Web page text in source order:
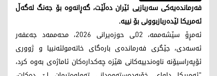
فەرماندەیەکی سەربازیی ئێران دەڵێت، گەڕانەوە بۆ جەنگ لەگەڵ
ئەمریکا لێدەربازبوونی بۆ نییە.
ئەمڕۆ سێشەممە، 02ـی حوزەیرانی 2026، محەممەد جەعفەر
ئەسەدی، جێگری فەرماندەی بارەگای خاتەمولئەنبیا و ژووری
ئۆپەراسیۆنە ناوەندییەکانی هێزە چەکدارەکان ئاماژەی بەوە کرد،